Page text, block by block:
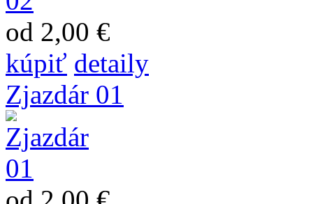
od 2,00 €
kúpiť detaily
Zjazdár 01